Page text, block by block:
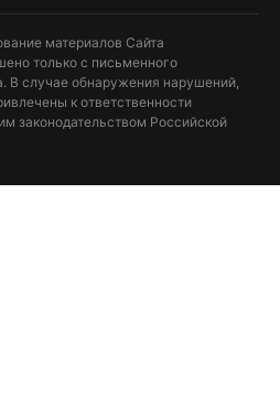
материалов Сайта
только с письменного
В случае обнаружения нарушений,
к ответственности
законодательством Российской